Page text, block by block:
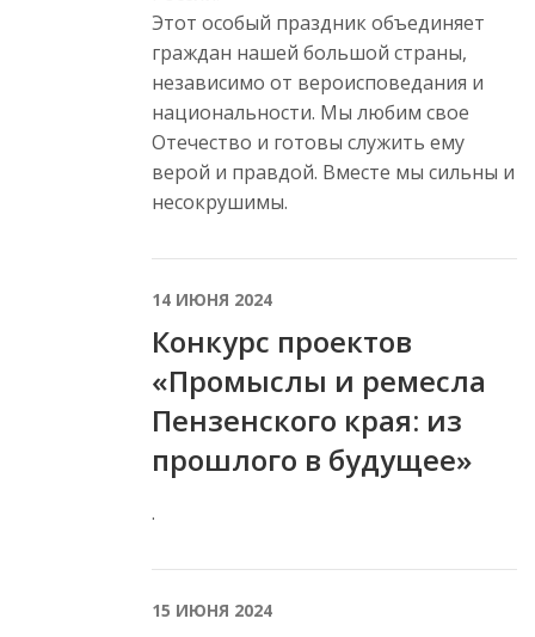
Этот особый праздник объединяет
граждан нашей большой страны,
независимо от вероисповедания и
национальности. Мы любим свое
Отечество и готовы служить ему
верой и правдой. Вместе мы сильны и
несокрушимы.
14 ИЮНЯ 2024
Конкурс проектов
«Промыслы и ремесла
Пензенского края: из
прошлого в будущее»
.
15 ИЮНЯ 2024